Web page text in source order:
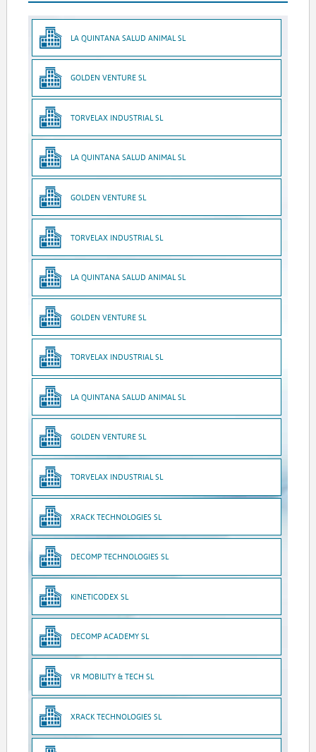
LA QUINTANA SALUD ANIMAL SL
GOLDEN VENTURE SL
TORVELAX INDUSTRIAL SL
LA QUINTANA SALUD ANIMAL SL
GOLDEN VENTURE SL
TORVELAX INDUSTRIAL SL
LA QUINTANA SALUD ANIMAL SL
GOLDEN VENTURE SL
TORVELAX INDUSTRIAL SL
LA QUINTANA SALUD ANIMAL SL
GOLDEN VENTURE SL
TORVELAX INDUSTRIAL SL
XRACK TECHNOLOGIES SL
DECOMP TECHNOLOGIES SL
KINETICODEX SL
DECOMP ACADEMY SL
VR MOBILITY & TECH SL
XRACK TECHNOLOGIES SL